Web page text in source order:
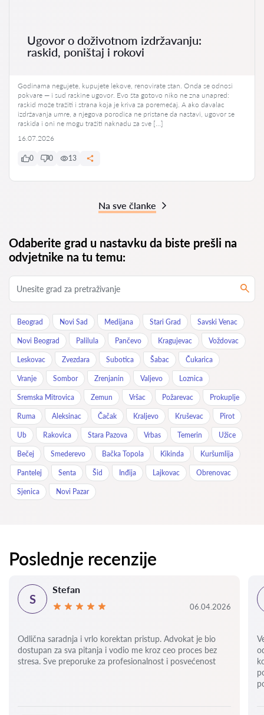
Ugovor o doživotnom izdržavanju:
raskid, poništaj i rokovi
Godinama negujete, kupujete lekove, renovirate stan. Onda se odnosi
pokvare — i sud raskine ugovor. Evo šta gotovo niko ne zna unapred:
raskid može tražiti i strana koja je kriva za poremećaj. A ako davalac
izdržavanja umre, a njegova porodica ne pristane da nastavi, ugovor se
raskida i oni ne mogu tražiti naknadu za sve […]
16.07.2026
0 0 13
Na sve članke
Odaberite grad u nastavku da biste prešli na
odvjetnike na tu temu:
Beograd Novi Sad Medijana Stari Grad Savski Venac
Novi Beograd Palilula Pančevo Kragujevac Voždovac
Leskovac Zvezdara Subotica Šabac Čukarica
Vranje Sombor Zrenjanin Valjevo Loznica
Sremska Mitrovica Zemun Vršac Požarevac Prokuplje
Ruma Aleksinac Čačak Kraljevo Kruševac Pirot
Ub Rakovica Stara Pazova Vrbas Temerin Užice
Bečej Smederevo Bačka Topola Kikinda Kuršumlija
Pantelej Senta Šid Inđija Lajkovac Obrenovac
Sjenica Novi Pazar
Poslednje recenzije
S
Stefan
06.04.2026
Odlična saradnja i vrlo korektan pristup. Advokat je bio
dostupan za sva pitanja i vodio me kroz ceo proces bez
stresa. Sve preporuke za profesionalnost i posvećenost